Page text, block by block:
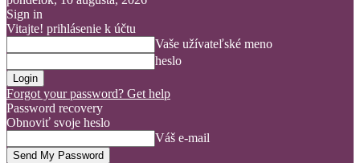
Sign in
Vitajte! prihlásenie k účtu
Vaše užívateľské meno
heslo
Forgot your password? Get help
Password recovery
Obnoviť svoje heslo
Váš e-mail